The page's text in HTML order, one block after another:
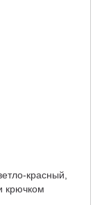
красный,
крючком